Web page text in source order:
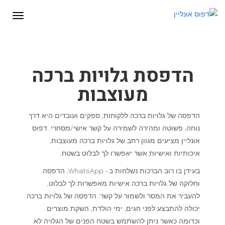
הדפסת גלויות ברכה
מעוצבות
הדפסה של גלויות ברכה ללקוחות, ספקים ועובדים היא דרך
נוחה, פשוטה ומהירה לשמירה על קשר אישי/מסחרי. דפוס
אונליין מציעים מגוון רחב של גלויות ברכה מעוצבות,
איכותיות ואישיות אשר יאפשרו לך לבלוט בשטח.
בעידן בו רוב הברכות נשלחות ב- WhatsApp, הדפסה
וחלוקה של גלויות ברכה אישיות מאפשרות לך לבלוט,
להעביר את המסר ולשמור על קשר. הדפסה של גלויות ברכה
יכולה להתבצע לפני חגים, ימי הולדת, השקת מוצרים
וכדומה כאשר ניתן להשתמש בשטח הפנים של הגלויה לא